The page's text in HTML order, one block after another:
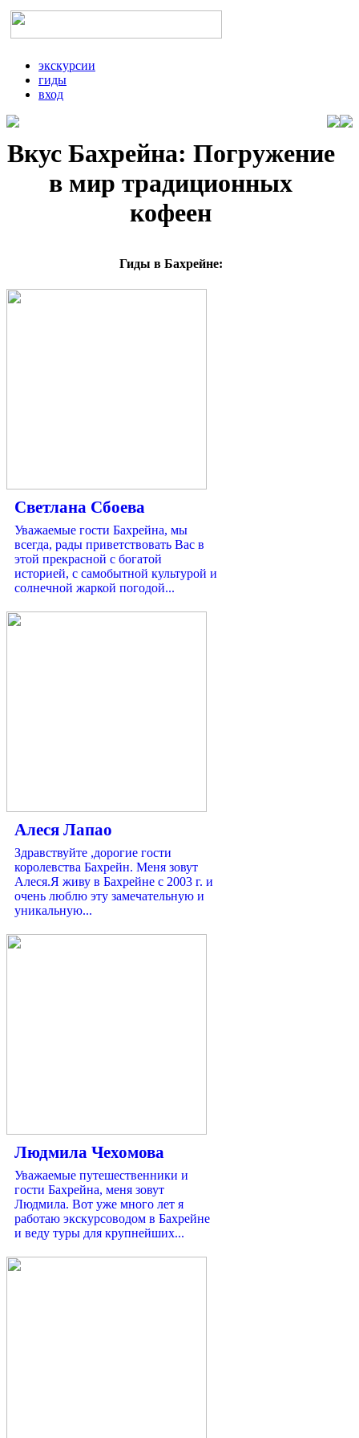
экскурсии
гиды
вход
Вкус Бахрейна: Погружение
в мир традиционных
кофеен
Гиды в Бахрейне:
Светлана Сбоева
Уважаемые гости Бахрейна, мы
всегда, рады приветствовать Вас в
этой прекрасной с богатой
историей, с самобытной культурой и
солнечной жаркой погодой...
Алеся Лапао
Здравствуйте ,дорогие гости
королевствa Бахрейн. Меня зовут
Алеся.Я живу в Бахрейне с 2003 г. и
очень люблю эту замечательную и
уникальную...
Людмила Чехомова
Уважаемые путешественники и
гости Бахрейна, меня зовут
Людмила. Вот уже много лет я
работаю экскурсоводом в Бахрейне
и веду туры для крупнейших...